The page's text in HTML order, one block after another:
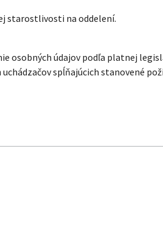
starostlivosti na oddelení.
osobných údajov podľa platnej
spĺňajúcich stanovené